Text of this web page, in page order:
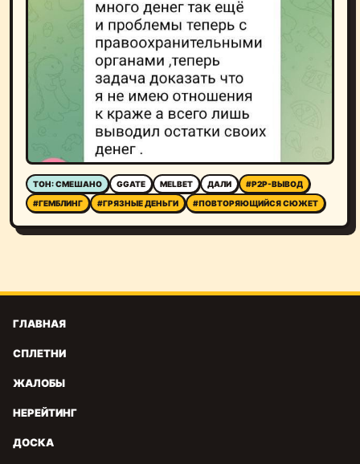
ТОН: СМЕШАНО GGATE MELBET ДАЛИ
#P2P-ВЫВОД
#ГЕМБЛИНГ
#ГРЯЗНЫЕ ДЕНЬГИ #ПОВТОРЯЮЩИЙСЯ СЮЖЕТ
ГЛАВНАЯ
СПЛЕТНИ
ЖАЛОБЫ
НЕРЕЙТИНГ
ДОСКА